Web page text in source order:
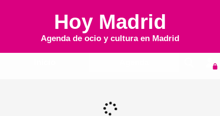
Hoy Madrid
Agenda de ocio y cultura en Madrid